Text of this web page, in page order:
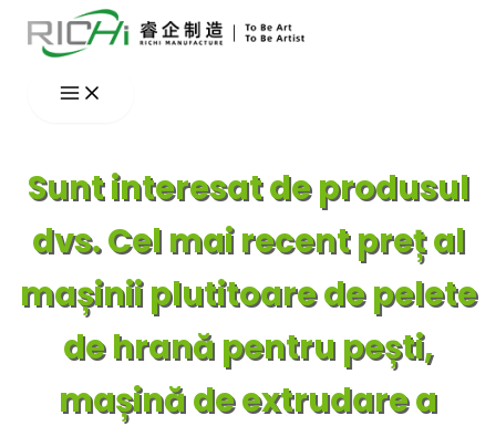
Skip
Sunt interesat de produsul
dvs. Cel mai recent preț al
mașinii plutitoare de pelete
de hrană pentru pești,
mașină de extrudare a